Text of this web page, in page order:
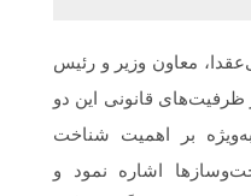
معاون وزیر و رئیس
ظرفیت‌های قانونی این دو
بر اهمیت شناخت
اشاره نمود و